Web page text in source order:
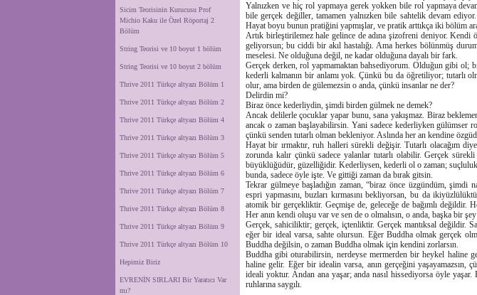
Sicim Teorisinin Kurucusu Prof
Michio Kaku ile Özel Röportaj 2
Bölüm
String Teorisi ve 10 boyut 1 bölüm
String Teorisi ve 10 boyut 2 bölüm
Thrive 2011 Türkçe altyazı Bölüm 1
Thrive 2011 Türkçe altyazı Bölüm 2
Thrive 2011 Türkçe altyazı Bölüm 4
Thrive 2011 Türkçe altyazı Bölüm 3
Thrive 2011 Türkçe altyazı Bölüm 5
Thrive 2011 Türkçe altyazı Bölüm 6
Thrive 2011 Türkçe altyazı Bölüm 7
Thrive 2011 Türkçe altyazı Bölüm 8
Thrive 2011 Türkçe altyazı Bölüm 9
Thrive 2011 Türkçe altyazı Bölüm 10
Hepimiz Biriz
EVRENİN SIRLARI Bir Yaratıcı Var
mı?
Yalnızken ve hiç rol yapmaya gerek yokken bile rol yapmaya
bile gerçek değiller, tamamen yalnızken bile sahtelik devam
Hayat boyu bunun pratiğini yapmışlar, ve pratik arttıkça iki bölüm
Artık birleştirilemez hale gelince de adına şizofreni deniyor. Kendi
geliyorsun; bu ciddi bir akıl hastalığı. Ama herkes bölünmüş
meselesi. Ne olduğuna değil, ne kadar olduğuna dayalı bir fark.
Gerçek derken, rol yapmamaktan bahsediyorum. Olduğun gibi ol;
kederli kalmanın bir anlamı yok. Çünkü bu da öğretiliyor; tutarlı
olur, ama birden de gülemezsin o anda, çünkü insanlar ne der?
Delirdin mi?
Biraz önce kederliydin, şimdi birden gülmek ne demek?
Ancak delilerle çocuklar yapar bunu, sana yakışmaz. Biraz
ancak o zaman başlayabilirsin. Yani sadece kederliyken
çünkü senden tutarlı olman bekleniyor. Aslında her an kendine
Hayat bir ırmaktır, ruh halleri sürekli değişir. Tutarlı olacağım
zorunda kalır çünkü sadece yalanlar tutarlı olabilir. Gerçek
büyüklüğüdür, güzelliğidir. Kederliysen, kederli ol o zaman;
bunda, sadece öyle işte. Ve gittiği zaman da bırak gitsin.
Tekrar gülmeye başladığın zaman, “biraz önce üzgündüm,
espri yapmasını, buzları kırmasını bekliyorsan, bu da
atomik bir gerçekliktir. Geçmişe de, geleceğe de bağımlı
Her anın kendi oluşu var ve sen de o olmalısın, o anda, başka bir
Gerçek, sahiciliktir; gerçek, içtenliktir. Gerçek mantıksal değildir.
eğer bir ideal varsa, sahte olursun. Eğer Buddha olmak gerçek
Buddha değilsin, o zaman Buddha olmak için kendini zorlarsın.
Buddha gibi oturabilirsin, nerdeyse mermerden bir heykel haline
haline gelir. Eğer bir idealin varsa, anın gerçeğini yaşayamazsın,
ideali yoktur. Andan ana yaşar; anda nasıl hissediyorsa öyle
ruhlarına saygılı.